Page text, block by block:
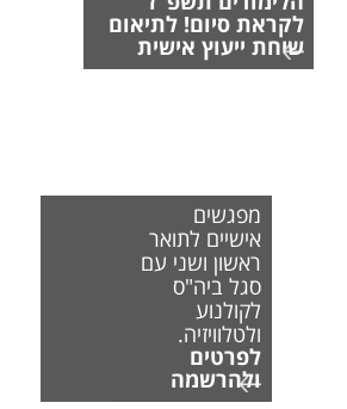
לקראת סיום! לתיאום
שיחת ייעוץ אישית
מפגשים
אישיים לתואר
ראשון ושני עם
סגל ביה"ס
לקולנוע
ולטלוויזיה.
לפרטים
ולהרשמה